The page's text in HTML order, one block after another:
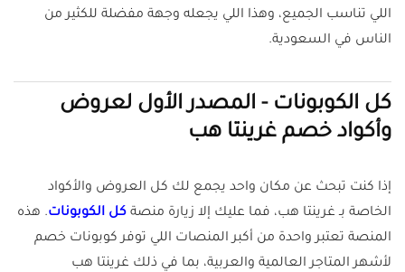
اللي تناسب الجميع، وهذا اللي يجعله وجهة مفضلة للكثير من
الناس في السعودية.
كل الكوبونات - المصدر الأول لعروض
وأكواد خصم غرينتا هب
إذا كنت تبحث عن مكان واحد يجمع لك كل العروض والأكواد
الخاصة بـ غرينتا هب، فما عليك إلا زيارة منصة كل الكوبونات. هذه
المنصة تعتبر واحدة من أكبر المنصات اللي توفر كوبونات خصم
لأشهر المتاجر العالمية والعربية، بما في ذلك غرينتا هب